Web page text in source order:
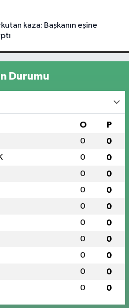
kaza: Başkanın eşine
Durumu
O P
0 0
0 0
0 0
0 0
0 0
0 0
0 0
0 0
0 0
0 0